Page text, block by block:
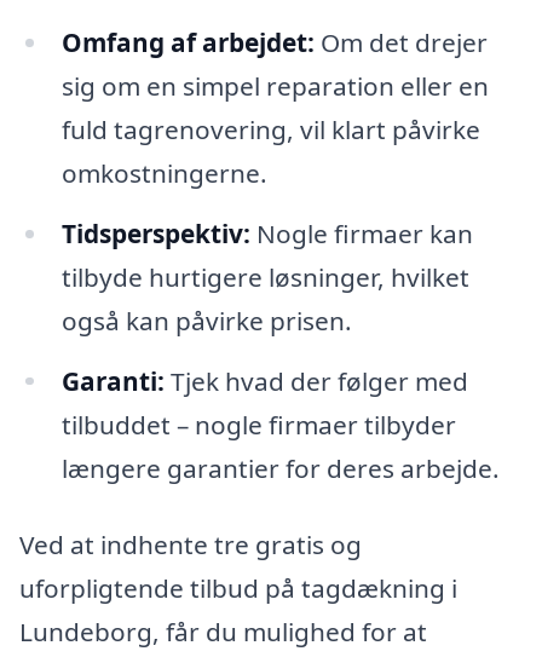
Omfang af arbejdet: Om det drejer
sig om en simpel reparation eller en
fuld tagrenovering, vil klart påvirke
omkostningerne.
Tidsperspektiv: Nogle firmaer kan
tilbyde hurtigere løsninger, hvilket
også kan påvirke prisen.
Garanti: Tjek hvad der følger med
tilbuddet – nogle firmaer tilbyder
længere garantier for deres arbejde.
Ved at indhente tre gratis og
uforpligtende tilbud på tagdækning i
Lundeborg, får du mulighed for at